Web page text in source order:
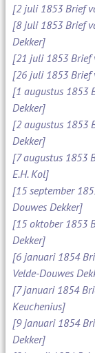
[2 juli 1853 Brief
[8 juli 1853 Brief
Dekker]
[21 juli 1853 Brief
[26 juli 1853 Brief
[1 augustus 1853
Dekker]
[2 augustus 1853
Dekker]
[7 augustus 1853
E.H. Kol]
[15 september
Douwes Dekker]
[15 oktober 1853
Dekker]
[6 januari 1854
Velde-Douwes
[7 januari 1854
Keuchenius]
[9 januari 1854
Dekker]